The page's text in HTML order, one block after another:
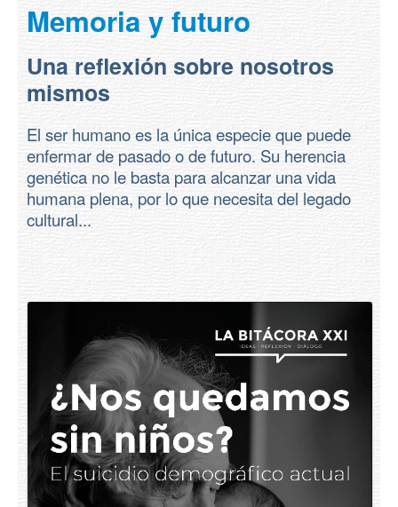
Memoria y futuro
Una reflexión sobre nosotros
mismos
El ser humano es la única especie que puede
enfermar de pasado o de futuro. Su herencia
genética no le basta para alcanzar una vida
humana plena, por lo que necesita del legado
cultural...